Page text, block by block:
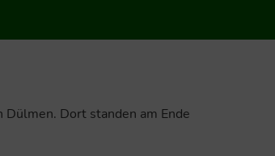
Dort standen am Ende